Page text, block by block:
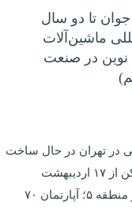
تا دو سال
ماشین‌آلات
نوین در صنعت
نرخ‌ رهن و اجاره مسکن در منطقه ۵؛ آپارتمان ۷۰